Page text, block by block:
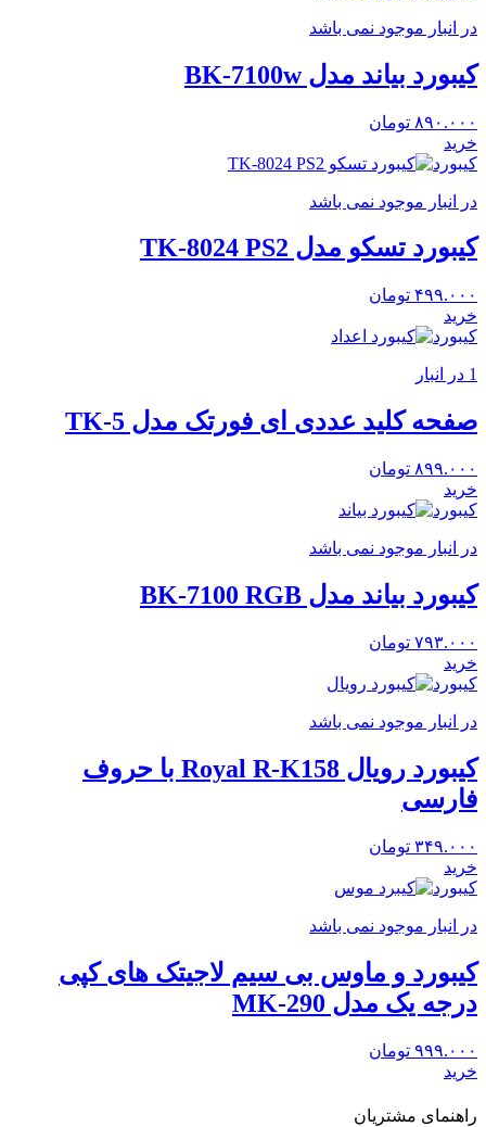
در انبار موجود نمی باشد
کیبورد بیاند مدل BK-7100w
۸۹۰.۰۰۰ تومان
خرید
کیبورد
در انبار موجود نمی باشد
کیبورد تسکو مدل TK-8024 PS2
۴۹۹.۰۰۰ تومان
خرید
کیبورد
1 در انبار
صفحه کلید عددی ای فورتک مدل TK-5
۸۹۹.۰۰۰ تومان
خرید
کیبورد
در انبار موجود نمی باشد
کیبورد بیاند مدل BK-7100 RGB
۷۹۳.۰۰۰ تومان
خرید
کیبورد
در انبار موجود نمی باشد
کیبورد رویال Royal R-K158 با حروف
فارسی
۳۴۹.۰۰۰ تومان
خرید
کیبورد
در انبار موجود نمی باشد
کیبورد و ماوس بی سیم لاجیتک های کپی
درجه یک مدل MK-290
۹۹۹.۰۰۰ تومان
خرید
راهنمای مشتریان